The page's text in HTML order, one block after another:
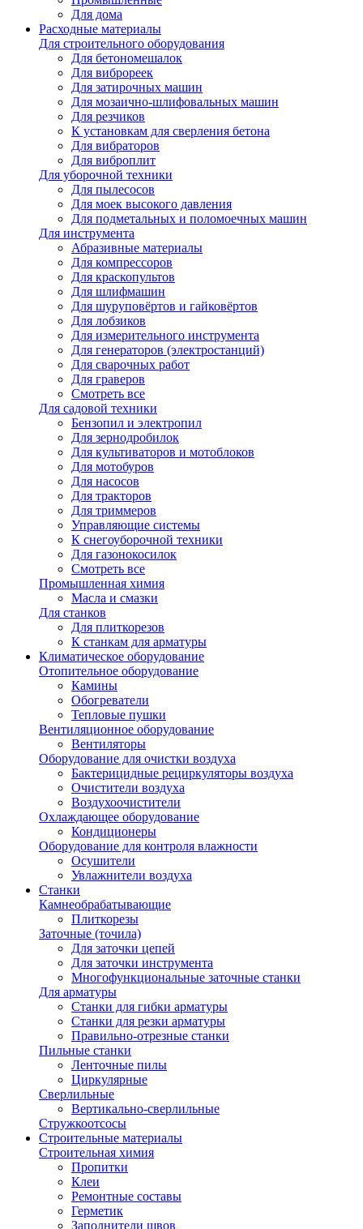
Для дома
Расходные материалы
Для строительного оборудования
Для бетономешалок
Для виброреек
Для затирочных машин
Для мозаично-шлифовальных машин
Для резчиков
К установкам для сверления бетона
Для вибраторов
Для виброплит
Для уборочной техники
Для пылесосов
Для моек высокого давления
Для подметальных и поломоечных машин
Для инструмента
Абразивные материалы
Для компрессоров
Для краскопультов
Для шлифмашин
Для шуруповёртов и гайковёртов
Для лобзиков
Для измерительного инструмента
Для генераторов (электростанций)
Для сварочных работ
Для граверов
Смотреть все
Для садовой техники
Бензопил и электропил
Для зернодробилок
Для культиваторов и мотоблоков
Для мотобуров
Для насосов
Для тракторов
Для триммеров
Управляющие системы
К снегоуборочной техники
Для газонокосилок
Смотреть все
Промышленная химия
Масла и смазки
Для станков
Для плиткорезов
К станкам для арматуры
Климатическое оборудование
Отопительное оборудование
Камины
Обогреватели
Тепловые пушки
Вентиляционное оборудование
Вентиляторы
Оборудование для очистки воздуха
Бактерицидные рециркуляторы воздуха
Очистители воздуха
Воздухоочистители
Охлаждающее оборудование
Кондиционеры
Оборудование для контроля влажности
Осушители
Увлажнители воздуха
Станки
Камнеобрабатывающие
Плиткорезы
Заточные (точила)
Для заточки цепей
Для заточки инструмента
Многофункциональные заточные станки
Для арматуры
Станки для гибки арматуры
Станки для резки арматуры
Правильно-отрезные станки
Пильные станки
Ленточные пилы
Циркулярные
Сверлильные
Вертикально-сверлильные
Стружкоотсосы
Строительные материалы
Строительная химия
Пропитки
Клеи
Ремонтные составы
Герметик
Заполнители швов